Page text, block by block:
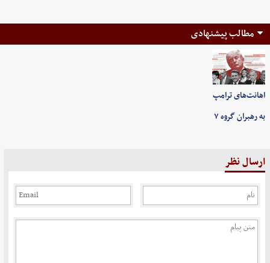
مطالب پیشنهادی
اهانت‌های ترامپ
به رهبران گروه ۷
ارسال نظر